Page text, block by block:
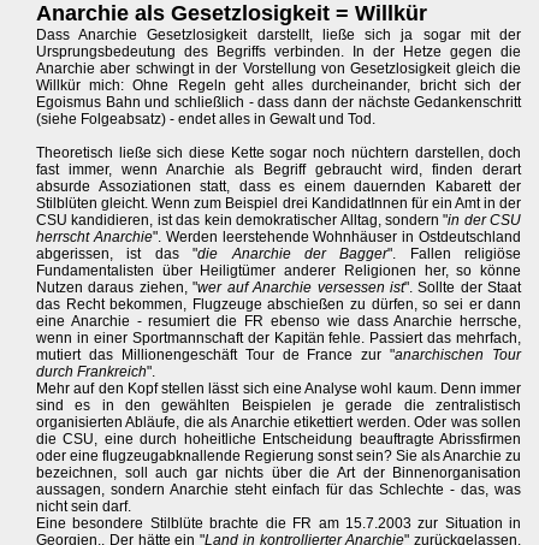
Anarchie als Gesetzlosigkeit = Willkür
Dass Anarchie Gesetzlosigkeit darstellt, ließe sich ja sogar mit der
Ursprungsbedeutung des Begriffs verbinden. In der Hetze gegen die
Anarchie aber schwingt in der Vorstellung von Gesetzlosigkeit gleich die
Willkür mich: Ohne Regeln geht alles durcheinander, bricht sich der
Egoismus Bahn und schließlich - dass dann der nächste Gedankenschritt
(siehe Folgeabsatz) - endet alles in Gewalt und Tod.
Theoretisch ließe sich diese Kette sogar noch nüchtern darstellen, doch
fast immer, wenn Anarchie als Begriff gebraucht wird, finden derart
absurde Assoziationen statt, dass es einem dauernden Kabarett der
Stilblüten gleicht. Wenn zum Beispiel drei KandidatInnen für ein Amt in der
CSU kandidieren, ist das kein demokratischer Alltag, sondern "in der CSU
herrscht Anarchie". Werden leerstehende Wohnhäuser in Ostdeutschland
abgerissen, ist das "die Anarchie der Bagger". Fallen religiöse
Fundamentalisten über Heiligtümer anderer Religionen her, so könne
Nutzen daraus ziehen, "wer auf Anarchie versessen ist". Sollte der Staat
das Recht bekommen, Flugzeuge abschießen zu dürfen, so sei er dann
eine Anarchie - resumiert die FR ebenso wie dass Anarchie herrsche,
wenn in einer Sportmannschaft der Kapitän fehle. Passiert das mehrfach,
mutiert das Millionengeschäft Tour de France zur "anarchischen Tour
durch Frankreich".
Mehr auf den Kopf stellen lässt sich eine Analyse wohl kaum. Denn immer
sind es in den gewählten Beispielen je gerade die zentralistisch
organisierten Abläufe, die als Anarchie etikettiert werden. Oder was sollen
die CSU, eine durch hoheitliche Entscheidung beauftragte Abrissfirmen
oder eine flugzeugabknallende Regierung sonst sein? Sie als Anarchie zu
bezeichnen, soll auch gar nichts über die Art der Binnenorganisation
aussagen, sondern Anarchie steht einfach für das Schlechte - das, was
nicht sein darf.
Eine besondere Stilblüte brachte die FR am 15.7.2003 zur Situation in
Georgien.. Der hätte ein "Land in kontrollierter Anarchie" zurückgelassen.